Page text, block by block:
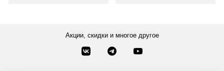
Акции, скидки и многое другое